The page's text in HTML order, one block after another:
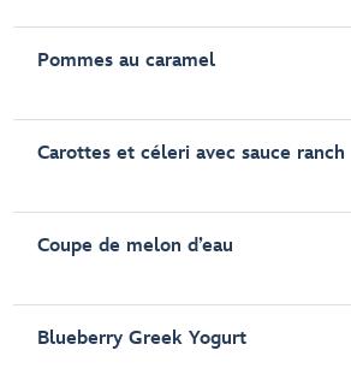
Pommes au caramel
Carottes et céleri avec sauce ranch
Coupe de melon d’eau
Blueberry Greek Yogurt